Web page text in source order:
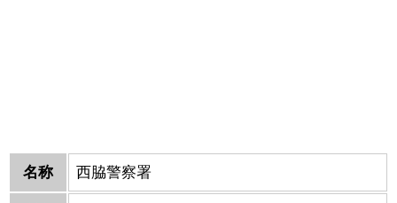
名称 西脇警察署